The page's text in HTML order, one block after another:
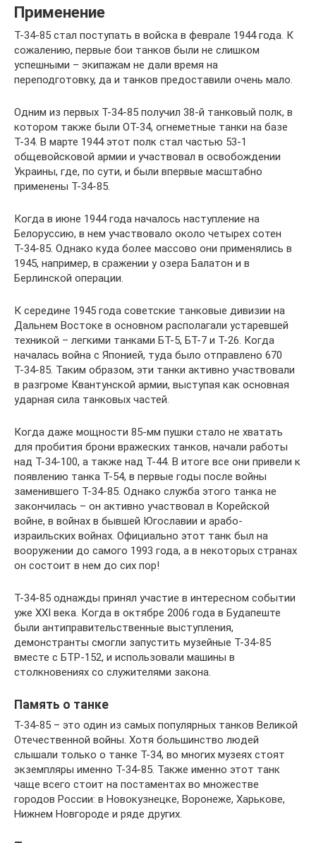
Применение
Т-34-85 стал поступать в войска в феврале 1944 года. К
сожалению, первые бои танков были не слишком
успешными – экипажам не дали время на
переподготовку, да и танков предоставили очень мало.
Одним из первых Т-34-85 получил 38-й танковый полк, в
котором также были ОТ-34, огнеметные танки на базе
Т-34. В марте 1944 этот полк стал частью 53-1
общевойсковой армии и участвовал в освобождении
Украины, где, по сути, и были впервые масштабно
применены Т-34-85.
Когда в июне 1944 года началось наступление на
Белоруссию, в нем участвовало около четырех сотен
Т-34-85. Однако куда более массово они применялись в
1945, например, в сражении у озера Балатон и в
Берлинской операции.
К середине 1945 года советские танковые дивизии на
Дальнем Востоке в основном располагали устаревшей
техникой – легкими танками БТ-5, БТ-7 и Т-26. Когда
началась война с Японией, туда было отправлено 670
Т-34-85. Таким образом, эти танки активно участвовали
в разгроме Квантунской армии, выступая как основная
ударная сила танковых частей.
Когда даже мощности 85-мм пушки стало не хватать
для пробития брони вражеских танков, начали работы
над Т-34-100, а также над Т-44. В итоге все они привели к
появлению танка Т-54, в первые годы после войны
заменившего Т-34-85. Однако служба этого танка не
закончилась – он активно участвовал в Корейской
войне, в войнах в бывшей Югославии и арабо-
израильских войнах. Официально этот танк был на
вооружении до самого 1993 года, а в некоторых странах
он состоит в нем до сих пор!
Т-34-85 однажды принял участие в интересном событии
уже XXI века. Когда в октябре 2006 года в Будапеште
были антиправительственные выступления,
демонстранты смогли запустить музейные Т-34-85
вместе с БТР-152, и использовали машины в
столкновениях со служителями закона.
Память о танке
Т-34-85 – это один из самых популярных танков Великой
Отечественной войны. Хотя большинство людей
слышали только о танке Т-34, во многих музеях стоят
экземпляры именно Т-34-85. Также именно этот танк
чаще всего стоит на постаментах во множестве
городов России: в Новокузнецке, Воронеже, Харькове,
Нижнем Новгороде и ряде других.